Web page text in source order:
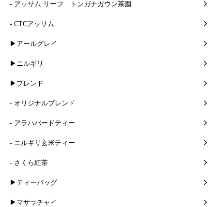
- アッサム リーフ トンガナガウン茶園
- CTCアッサム
▶アールグレイ
▶ニルギリ
▶ブレンド
- オリジナルブレンド
- アラハバードティー
- ニルギリ玄米ティー
- さくら紅茶
▶ティーバッグ
▶マサラチャイ